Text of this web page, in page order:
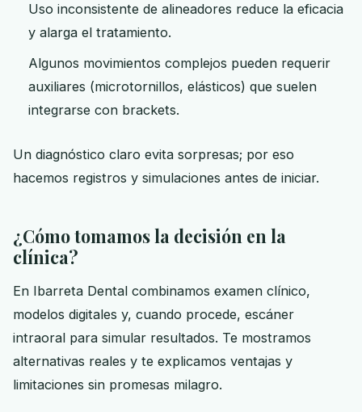
Uso inconsistente de alineadores reduce la eficacia
y alarga el tratamiento.
Algunos movimientos complejos pueden requerir
auxiliares (microtornillos, elásticos) que suelen
integrarse con brackets.
Un diagnóstico claro evita sorpresas; por eso
hacemos registros y simulaciones antes de iniciar.
¿Cómo tomamos la decisión en la
clínica?
En Ibarreta Dental combinamos examen clínico,
modelos digitales y, cuando procede, escáner
intraoral para simular resultados. Te mostramos
alternativas reales y te explicamos ventajas y
limitaciones sin promesas milagro.